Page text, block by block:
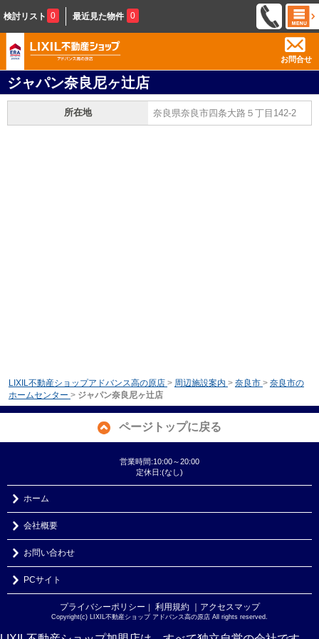
検討リスト 0 最近見た物件 0
お問合せ
ジャパン奈良尼ヶ辻店
所在地 奈良県奈良市四条大路５丁目142-2
LIXIL不動産ショップアドバンス高の原店 > 周辺施設案内 > 奈良市 > 奈良市の
ホームセンター > ジャパン奈良尼ヶ辻店
ページトップに戻る
営業時間:10:00～20:00
定休日:(なし)
ホーム
会社概要
お問い合わせ
PCサイト
プライバシーポリシー ｜ 利用規約 ｜アクセスマップ
Copyright(c) LIXIL不動産ショップ アドバンス高の原店 All rights reserved.